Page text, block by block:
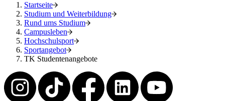
Startseite
Studium und Weiterbildung
Rund ums Studium
Campusleben
Hochschulsport
Sportangebot
TK Studentenangebote